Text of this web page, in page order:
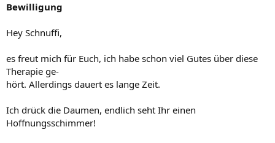
Bewilligung
Hey Schnuffi,
es freut mich für Euch, ich habe schon viel Gutes über diese
Therapie ge-
hört. Allerdings dauert es lange Zeit.
Ich drück die Daumen, endlich seht Ihr einen
Hoffnungsschimmer!